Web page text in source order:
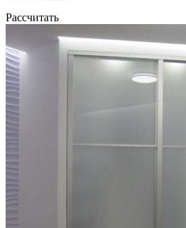
Рассчитать